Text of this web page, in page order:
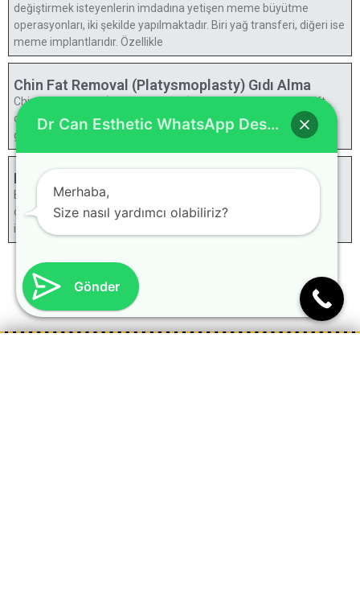
değiştirmek isteyenlerin imdadına yetişen meme büyütme
operasyonları, iki şekilde yapılmaktadır. Biri yağ transferi, diğeri ise
meme implantlarıdır. Özellikle
Chin Fat Removal (Platysmoplasty) Gıdı Alma
Chin Fat Removal (Platysmoplasty) Gıdı Alma Birçoğumuz çift
çene olarak da anılan sarkık gıdı sorunundan mustaribiz. Gıdı
genelde, bu bölgedeki derinin kolajen eksilmesi ve elastikiyetini
Bichectomy
Bichectomy Küçük yaşlarda sıkılası tombul yanakların kaynağı
olan yağlar, yaş ilerledikçe estetik bir sorun haline gelir. Bu durum
ise kişilerin olduğundan kilolu ve yaşlı görünmesine
Gönder
Dr Can Esthetic WhatsApp Destek
Merhaba,
Size nasıl yardımcı olabiliriz?